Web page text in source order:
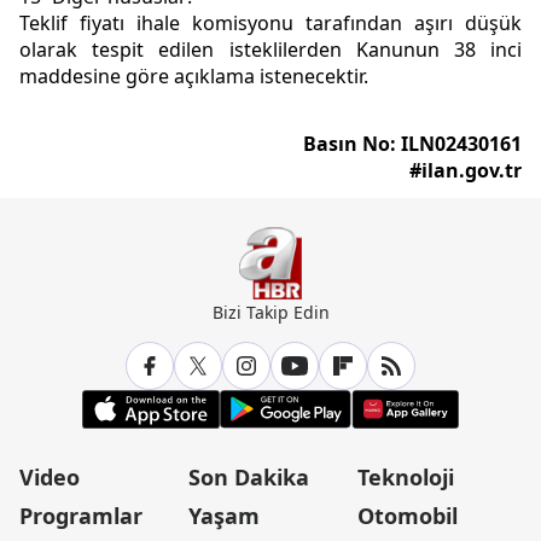
Teklif fiyatı ihale komisyonu tarafından aşırı düşük
olarak tespit edilen isteklilerden Kanunun 38 inci
maddesine göre açıklama istenecektir.
Basın No: ILN02430161
#ilan.gov.tr
Bizi Takip Edin
Video
Programlar
Son Dakika
Yaşam
Teknoloji
Otomobil